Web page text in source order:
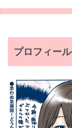
プロフィール